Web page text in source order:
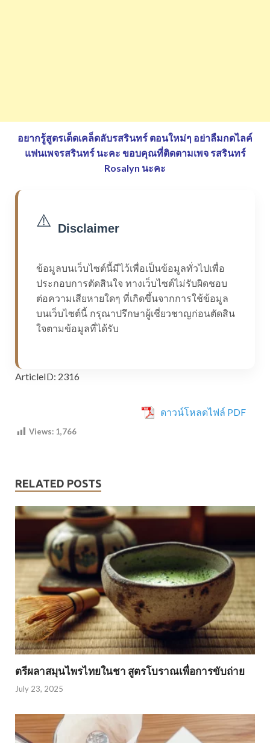
อยากรู้สูตรเด็ดเคล็ดลับรสรินทร์ ตอนใหม่ๆ อย่าลืมกดไลค์
แฟนเพจรสรินทร์ นะคะ ขอบคุณที่ติดตามเพจ รสรินทร์
Rosalyn นะคะ
⚠️ Disclaimer
ข้อมูลบนเว็บไซต์นี้มีไว้เพื่อเป็นข้อมูลทั่วไปเพื่อ
ประกอบการตัดสินใจ ทางเว็บไซต์ไม่รับผิดชอบ
ต่อความเสียหายใดๆ ที่เกิดขึ้นจากการใช้ข้อมูล
บนเว็บไซต์นี้ กรุณาปรึกษาผู้เชี่ยวชาญก่อนตัดสิน
ใจตามข้อมูลที่ได้รับ
ArticleID: 2316
ดาวน์โหลดไฟล์ PDF
Views: 1,766
RELATED POSTS
ตรีผลาสมุนไพรไทยในชา สูตรโบราณเพื่อการขับถ่าย
July 23, 2025